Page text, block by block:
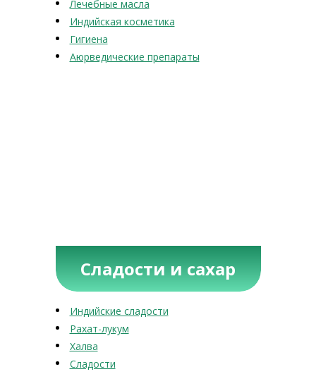
Лечебные масла
Индийская косметика
Гигиена
Аюрведические препараты
Сладости и сахар
Индийские сладости
Рахат-лукум
Халва
Сладости